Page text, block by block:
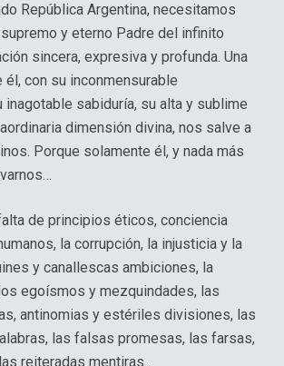
República Argentina, necesitamos
y eterno Padre del infinito
sincera, expresiva y profunda. Una
él, con su inconmensurable
inagotable sabiduría, su alta y sublime
dimensión divina, nos salve a
Porque solamente él, y nada más
de principios éticos, conciencia
la corrupción, la injusticia y la
y canallescas ambiciones, la
egoísmos y mezquindades, las
antinomias y estériles divisiones, las
las falsas promesas, las farsas,
reiteradas mentiras…